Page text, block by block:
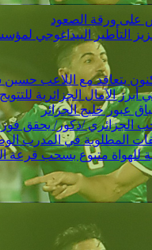
على ورقة الصعود
التأطير البيداغوجي
يتعاقد مع اللاعب
المطلوبة في المدرب